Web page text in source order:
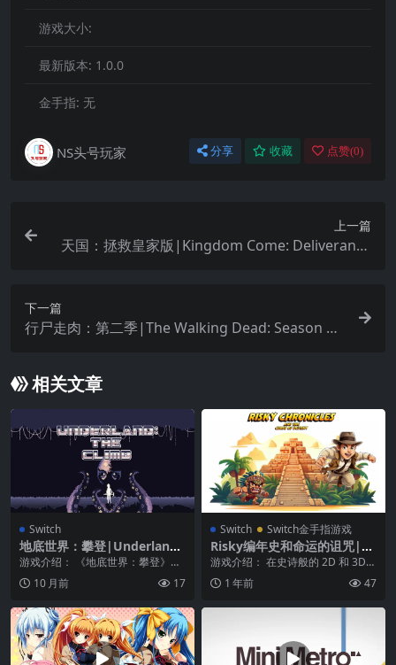
游戏大小:
最新版本: 1.0.0
金手指: 无
NS头号玩家 分享 收藏 点赞(0)
上一篇
天国：拯救皇家版|Kingdom Come: Deliverance
下一篇
行尸走肉：第二季|The Walking Dead: Season T
相关文章
Switch
地底世界：攀登|Underland:
The Climb
游戏介绍： 《地底世界：攀登》是
一款平台益智游戏，是前作《地底
世界》的直接续集，...
10 月前 17
Switch Switch金手指游戏
Risky编年史和命运的诅咒|Ri
sky Chronicles and the Cur
se of Destiny
游戏介绍： 在史诗般的 2D 和 3D
冒险中扮演我们无所畏惧的冒险家
Risk...1 年前 47